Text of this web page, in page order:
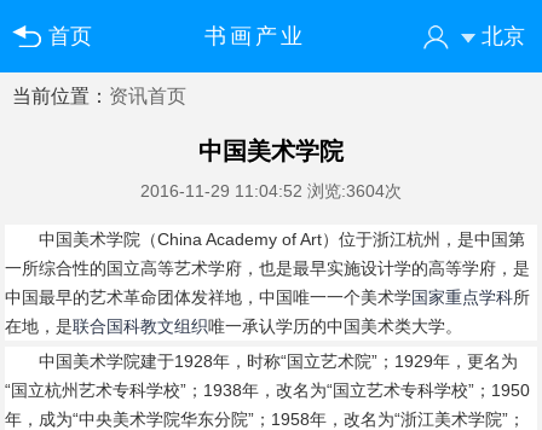
首页 北京
书画产业
您好！欢迎来到中国书画门户网
当前位置： 资讯首页
中国美术学院
2016-11-29 11:04:52 浏览:3604次
中国美术学院（China Academy of Art）位于浙江杭州，是中国第
一所综合性的国立高等艺术学府，也是最早实施设计学的高等学府，是
中国最早的艺术革命团体发祥地，中国唯一一个美术学国家重点学科所
在地，是联合国科教文组织唯一承认学历的中国美术类大学。
中国美术学院建于1928年，时称“国立艺术院”；1929年，更名为
“国立杭州艺术专科学校”；1938年，改名为“国立艺术专科学校”；1950
年，成为“中央美术学院华东分院”；1958年，改名为“浙江美术学院”；